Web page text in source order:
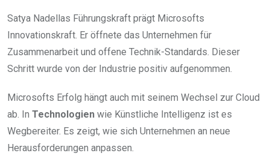
Satya Nadellas Führungskraft prägt Microsofts
Innovationskraft. Er öffnete das Unternehmen für
Zusammenarbeit und offene Technik-Standards. Dieser
Schritt wurde von der Industrie positiv aufgenommen.
Microsofts Erfolg hängt auch mit seinem Wechsel zur Cloud
ab. In Technologien wie Künstliche Intelligenz ist es
Wegbereiter. Es zeigt, wie sich Unternehmen an neue
Herausforderungen anpassen.